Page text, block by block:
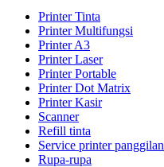
Printer Tinta
Printer Multifungsi
Printer A3
Printer Laser
Printer Portable
Printer Dot Matrix
Printer Kasir
Scanner
Refill tinta
Service printer panggilan
Rupa-rupa